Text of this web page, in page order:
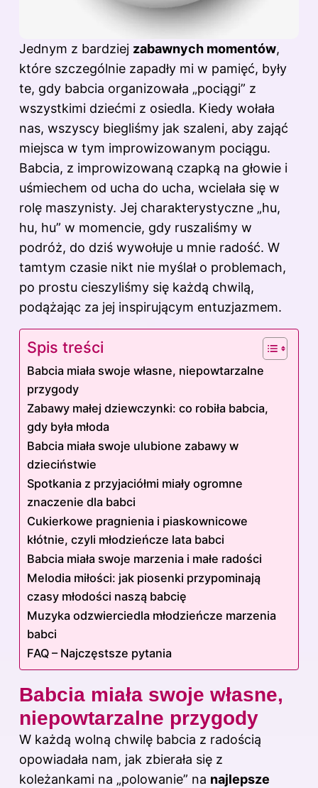
Jednym z bardziej zabawnych momentów,
które szczególnie zapadły mi w pamięć, były
te, gdy babcia organizowała „pociągi” z
wszystkimi dziećmi z osiedla. Kiedy wołała
nas, wszyscy biegliśmy jak szaleni, aby zająć
miejsca w tym improwizowanym pociągu.
Babcia, z improwizowaną czapką na głowie i
uśmiechem od ucha do ucha, wcielała się w
rolę maszynisty. Jej charakterystyczne „hu,
hu, hu” w momencie, gdy ruszaliśmy w
podróż, do dziś wywołuje u mnie radość. W
tamtym czasie nikt nie myślał o problemach,
po prostu cieszyliśmy się każdą chwilą,
podążając za jej inspirującym entuzjazmem.
Spis treści
Babcia miała swoje własne, niepowtarzalne
przygody
Zabawy małej dziewczynki: co robiła babcia,
gdy była młoda
Babcia miała swoje ulubione zabawy w
dzieciństwie
Spotkania z przyjaciółmi miały ogromne
znaczenie dla babci
Cukierkowe pragnienia i piaskownicowe
kłótnie, czyli młodzieńcze lata babci
Babcia miała swoje marzenia i małe radości
Melodia miłości: jak piosenki przypominają
czasy młodości naszą babcię
Muzyka odzwierciedla młodzieńcze marzenia
babci
FAQ – Najczęstsze pytania
Babcia miała swoje własne,
niepowtarzalne przygody
W każdą wolną chwilę babcia z radością
opowiadała nam, jak zbierała się z
koleżankami na „polowanie” na najlepsze